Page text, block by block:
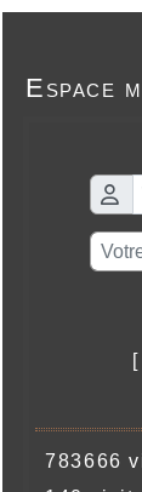
Espace
783666